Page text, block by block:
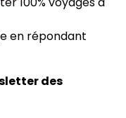
en répondant
des